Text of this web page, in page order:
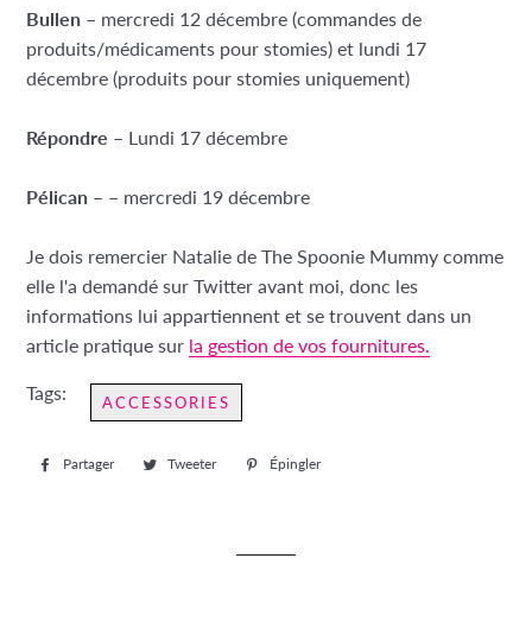
Bullen – mercredi 12 décembre (commandes de
produits/médicaments pour stomies) et lundi 17
décembre (produits pour stomies uniquement)
Répondre – Lundi 17 décembre
Pélican – – mercredi 19 décembre
Je dois remercier Natalie de The Spoonie Mummy comme
elle l'a demandé sur Twitter avant moi, donc les
informations lui appartiennent et se trouvent dans un
article pratique sur la gestion de vos fournitures.
Tags: ACCESSORIES
Partager
PartagerTweeter
TweeterÉpingler